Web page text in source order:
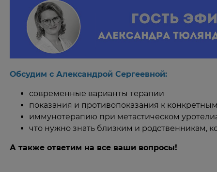
Обсудим с Александрой Сергеевной:
современные варианты терапии
показания и противопоказания к
иммунотерапию при метастическом
что нужно знать близким и родственникам,
А также ответим на все ваши вопросы!